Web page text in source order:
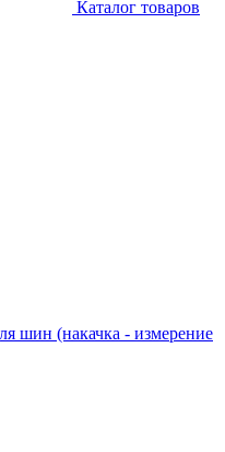
Каталог товаров
шин (накачка - измерение